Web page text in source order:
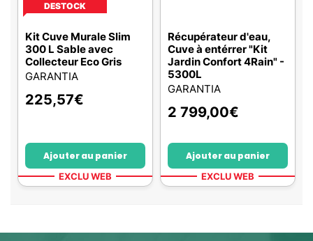
DESTOCK
Kit Cuve Murale Slim
300 L Sable avec
Collecteur Eco Gris
GARANTIA
225,57€
Ajouter au panier
EXCLU WEB
Récupérateur d'eau,
Cuve à entérrer "Kit
Jardin Confort 4Rain" -
5300L
GARANTIA
2 799,00€
Ajouter au panier
EXCLU WEB